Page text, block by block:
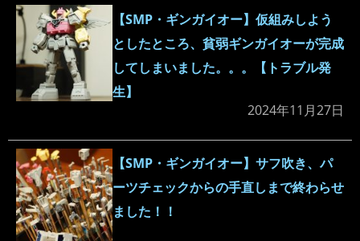
【SMP・ギンガイオー】仮組みしよう
としたところ、貧弱ギンガイオーが完成
してしまいました。。。【トラブル発
生】
2024年11月27日
【SMP・ギンガイオー】サフ吹き、パ
ーツチェックからの手直しまで終わらせ
ました！！